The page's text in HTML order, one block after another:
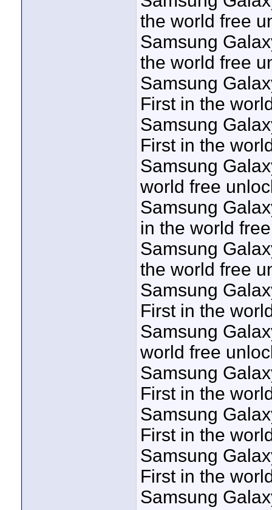
the world free
Samsung
the world free
Samsung
First in the
Samsung
First in the
Samsung
world free
Samsung
in the world
Samsung
the world free
Samsung
First in the
Samsung
world free
Samsung
First in the
Samsung
First in the
Samsung
First in the
Samsung